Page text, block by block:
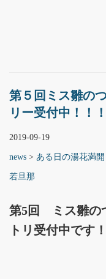
第５回ミス雛の
リー受付中！！！
2019-09-19
news > ある日の湯花満開
若旦那
第5回 ミス雛の
トリ受付中です